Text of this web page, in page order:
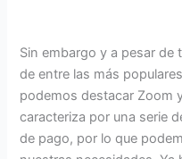
Sin embargo y a pesar
de entre las más
podemos destacar Zoom
caracteriza por una serie
de pago, por lo que